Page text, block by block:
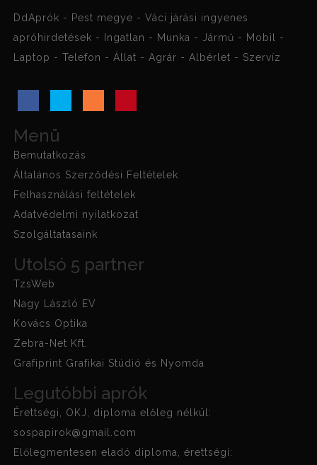
DdAprók - Pest megye - Váci járási ingyenes
apróhirdetések - Ingatlan - Munka - Jármű - Mobil -
Laptop - Telefon - Állat - Agrár - Albérlet - Szervíz
Menü
Bemutatkozás
Általános Szerződési Feltételek
Felhasználási feltételek
Adatvédelmi nyilatkozat
Szolgáltatasaink
Utolsó 5 partner
TzsWeb
Nagy László EV
Kovács Optika
Zebra-Net Kft.
Grafiprint Grafikai Stúdió és Nyomda
Legutóbbi aprók
Érettségi, OKJ, diploma előleg nélkül:
sospapirok@gmail.com
Előlegmentesen eladó diploma, érettségi: